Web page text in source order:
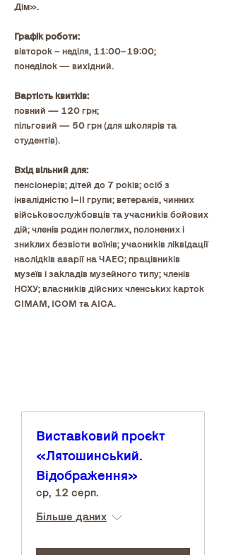
Дім».
Графік роботи:
вівторок – неділя, 11:00–19:00;
понеділок — вихідний.
Вартість квитків:
повний — 120 грн;
пільговий — 50 грн (для школярів та
студентів).
Вхід вільний для:
пенсіонерів; дітей до 7 років; осіб з
інвалідністю I–II групи; ветеранів, чинних
військовослужбовців та учасників бойових
дій; членів родин полеглих, полонених і
зниклих безвісти воїнів; учасників ліквідації
наслідків аварії на ЧАЕС; працівників
музеїв і закладів музейного типу; членів
НСХУ; власників дійсних членських карток
CIMAM, ICOM та AICA.
Виставковий проєкт
«Лятошинський.
Відображення»
ср, 12 серп.
Більше даних